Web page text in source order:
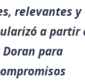
relevantes y
a partir
para